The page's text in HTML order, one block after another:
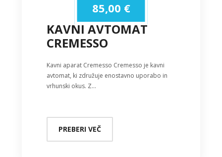
KAVNI AVTOMAT
CREMESSO
85,00 €
Kavni aparat Cremesso Cremesso je kavni
avtomat, ki združuje enostavno uporabo in
vrhunski okus. Z…
PREBERI VEČ